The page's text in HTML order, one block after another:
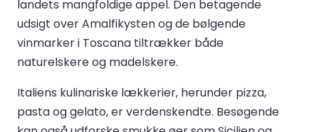
landets mangfoldige appel. Den betagende
udsigt over Amalfikysten og de bølgende
vinmarker i Toscana tiltrækker både
naturelskere og madelskere.
Italiens kulinariske lækkerier, herunder pizza,
pasta og gelato, er verdenskendte. Besøgende